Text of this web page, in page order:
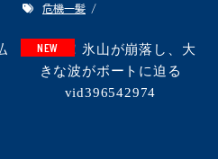
危機一髪
NEW